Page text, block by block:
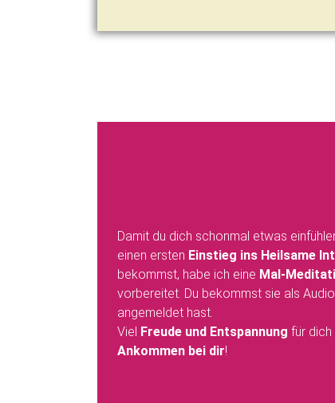
Damit du dich schonmal etwas
einen ersten Einstieg ins Heilsame
bekommst, habe ich eine Mal-
vorbereitet. Du bekommst sie als
angemeldet hast.
Viel Freude und Entspannung für dich
Ankommen bei dir!